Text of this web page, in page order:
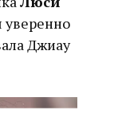
уверенно
Джиау